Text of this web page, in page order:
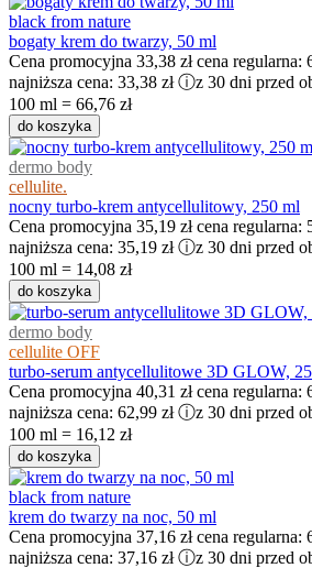
black from nature
bogaty krem do twarzy, 50 ml
Cena promocyjna 33,38 zł cena regularna:
najniższa cena: 33,38 zł ⓘz 30 dni przed
100 ml = 66,76 zł
do koszyka
dermo body
cellulite.
nocny turbo-krem antycellulitowy, 250 ml
Cena promocyjna 35,19 zł cena regularna:
najniższa cena: 35,19 zł ⓘz 30 dni przed
100 ml = 14,08 zł
do koszyka
dermo body
cellulite OFF
turbo-serum antycellulitowe 3D GLOW,
Cena promocyjna 40,31 zł cena regularna:
najniższa cena: 62,99 zł ⓘz 30 dni przed
100 ml = 16,12 zł
do koszyka
black from nature
krem do twarzy na noc, 50 ml
Cena promocyjna 37,16 zł cena regularna:
najniższa cena: 37,16 zł ⓘz 30 dni przed